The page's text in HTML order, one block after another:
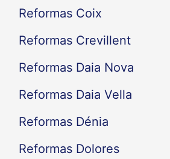
Reformas Coix
Reformas Crevillent
Reformas Daia Nova
Reformas Daia Vella
Reformas Dénia
Reformas Dolores